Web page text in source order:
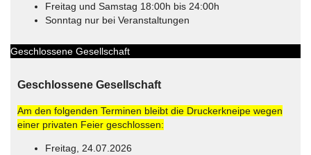
Freitag und Samstag 18:00h bis 24:00h
Sonntag nur bei Veranstaltungen
Geschlossene Gesellschaft
Geschlossene Gesellschaft
Am den folgenden Terminen bleibt die Druckerkneipe wegen
einer privaten Feier geschlossen:
Freitag, 24.07.2026